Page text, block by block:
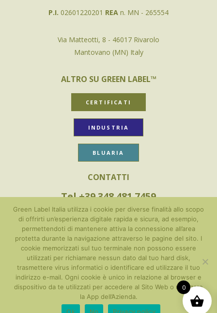
P.I. 02601220201 REA n. MN - 265554
Via Matteotti, 8 - 46017 Rivarolo
Mantovano (MN) Italy
ALTRO SU GREEN LABEL™
CERTIFICATI
INDUSTRIA
BLUARIA
CONTATTI
Tel +39 348 481 7459
info@greenlabelitalia.com
PRIVACY POLICY
TRATTAMENTO DEI DATI
TERMINI E CONDIZIONI
Made in Italy © Green Label™ Srl
0
Green Label Italia utilizza i cookie per diverse finalità allo scopo
di offrirti un’esperienza digitale rapida e sicura, ad esempio,
permettendoti di mantenere attiva la connessione all’area
protetta durante la navigazione attraverso le pagine del sito. I
cookie memorizzati sul tuo terminale non possono essere
utilizzati per richiamare nessun dato dal tuo hard disk,
trasmettere virus informatici o identificare ed utilizzare il tuo
indirizzo e-mail. Ogni cookie è unico in relazione al browser e
dispositivo da te utilizzati per accedere al Sito Web o utilizzare
la App dell’Azienda.
Ok
No Privacy policy